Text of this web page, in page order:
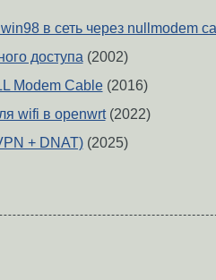
в сеть через nullmodem
доступа(2002)
Modem Cable(2016)
wifi в openwrt(2022)
+ DNAT)(2025)